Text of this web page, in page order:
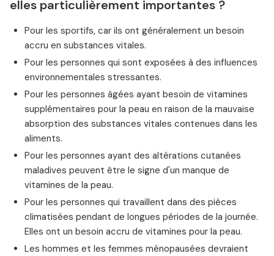
elles particulièrement importantes ?
Pour les sportifs, car ils ont généralement un besoin
accru en substances vitales.
Pour les personnes qui sont exposées à des influences
environnementales stressantes.
Pour les personnes âgées ayant besoin de vitamines
supplémentaires pour la peau en raison de la mauvaise
absorption des substances vitales contenues dans les
aliments.
Pour les personnes ayant des altérations cutanées
maladives peuvent être le signe d'un manque de
vitamines de la peau.
Pour les personnes qui travaillent dans des pièces
climatisées pendant de longues périodes de la journée.
Elles ont un besoin accru de vitamines pour la peau.
Les hommes et les femmes ménopausées devraient